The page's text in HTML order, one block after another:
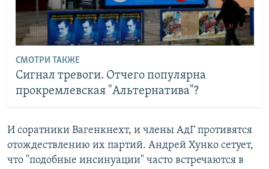
СМОТРИ ТАКЖЕ
Сигнал тревоги. Отчего популярна
прокремлевская "Альтернатива"?
И соратники Вагенкнехт, и члены АдГ противятся
отождествлению их партий. Андрей Хунко сетует,
что "подобные инсинуации" часто встречаются в